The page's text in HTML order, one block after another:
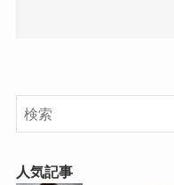
人気記事